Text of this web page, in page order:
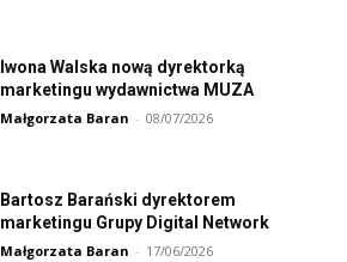
Iwona Walska nową dyrektorką
marketingu wydawnictwa MUZA
Małgorzata Baran - 08/07/2026
Bartosz Barański dyrektorem
marketingu Grupy Digital Network
Małgorzata Baran - 17/06/2026